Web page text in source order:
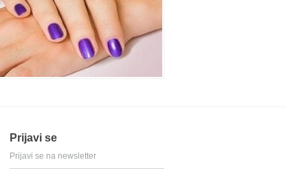
Prijavi se
Prijavi se na newsletter